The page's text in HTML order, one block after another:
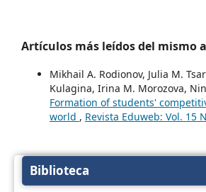
Artículos más leídos del mismo
Mikhail A. Rodionov, Julia M.
Kulagina, Irina M. Morozova,
Formation of students'
world , Revista Eduweb: Vol. 15
Biblioteca